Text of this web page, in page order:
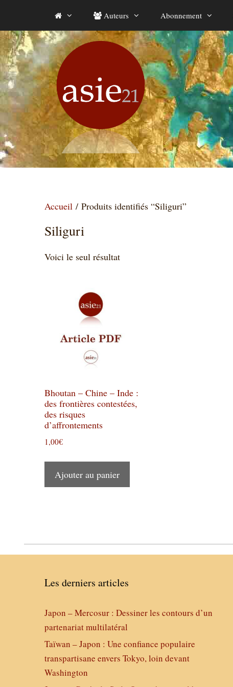
contenu
Auteurs Abonnement
Accueil / Produits identifiés “Siliguri”
Siliguri
Voici le seul résultat
Bhoutan – Chine – Inde :
des frontières contestées,
des risques
d’affrontements
1,00€
Ajouter au panier
Les derniers articles
Japon – Mercosur : Dessiner les contours d’un
partenariat multilatéral
Taïwan – Japon : Une confiance populaire
transpartisane envers Tokyo, loin devant
Washington